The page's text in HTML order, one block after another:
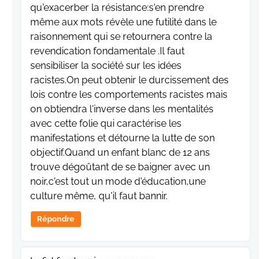
qu'exacerber la résistance:s'en prendre
même aux mots révèle une futilité dans le
raisonnement qui se retournera contre la
revendication fondamentale .Il faut
sensibiliser la société sur les idées
racistes.On peut obtenir le durcissement des
lois contre les comportements racistes mais
on obtiendra l'inverse dans les mentalités
avec cette folie qui caractérise les
manifestations et détourne la lutte de son
objectif.Quand un enfant blanc de 12 ans
trouve dégoûtant de se baigner avec un
noir,c'est tout un mode d'éducation,une
culture même, qu'il faut bannir.
Répondre